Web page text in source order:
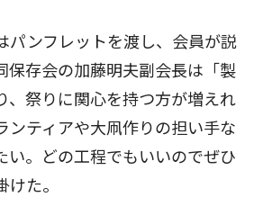
ンフレットを渡し、会員が説
保存会の加藤明夫副会長は「製
、祭りに関心を持つ方が増えれ
ンティアや大凧作りの担い手な
い。どの工程でもいいのでぜひ
た。